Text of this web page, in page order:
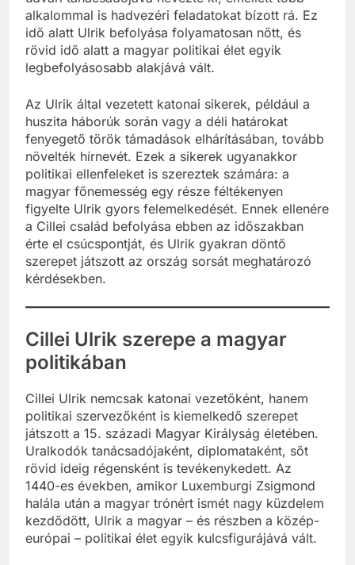
alkalommal is hadvezéri feladatokat bízott rá. Ez
idő alatt Ulrik befolyása folyamatosan nőtt, és
rövid idő alatt a magyar politikai élet egyik
legbefolyásosabb alakjává vált.
Az Ulrik által vezetett katonai sikerek, például a
huszita háborúk során vagy a déli határokat
fenyegető török támadások elhárításában, tovább
növelték hírnevét. Ezek a sikerek ugyanakkor
politikai ellenfeleket is szereztek számára: a
magyar főnemesség egy része féltékenyen
figyelte Ulrik gyors felemelkedését. Ennek ellenére
a Cillei család befolyása ebben az időszakban
érte el csúcspontját, és Ulrik gyakran döntő
szerepet játszott az ország sorsát meghatározó
kérdésekben.
Cillei Ulrik szerepe a magyar
politikában
Cillei Ulrik nemcsak katonai vezetőként, hanem
politikai szervezőként is kiemelkedő szerepet
játszott a 15. századi Magyar Királyság életében.
Uralkodók tanácsadójaként, diplomataként, sőt
rövid ideig régensként is tevékenykedett. Az
1440-es években, amikor Luxemburgi Zsigmond
halála után a magyar trónért ismét nagy küzdelem
kezdődött, Ulrik a magyar – és részben a közép-
európai – politikai élet egyik kulcsfigurájává vált.